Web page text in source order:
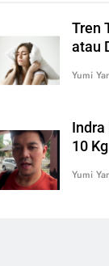
Tren
atau
Yumi
Indra
10
Yumi